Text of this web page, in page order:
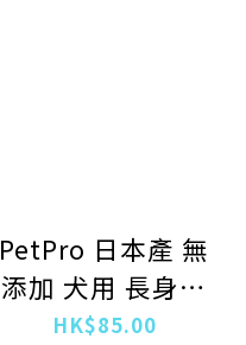
PetPro 日本產 無
添加 犬用 長身火
雞筋 40g
HK$85.00